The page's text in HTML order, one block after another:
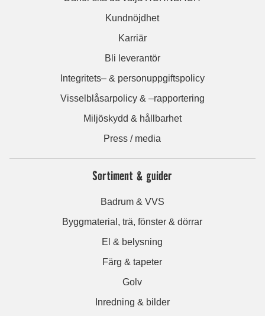
Kundnöjdhet
Karriär
Bli leverantör
Integritets– & personuppgiftspolicy
Visselblåsarpolicy & –rapportering
Miljöskydd & hållbarhet
Press / media
Sortiment & guider
Badrum & VVS
Byggmaterial, trä, fönster & dörrar
El & belysning
Färg & tapeter
Golv
Inredning & bilder